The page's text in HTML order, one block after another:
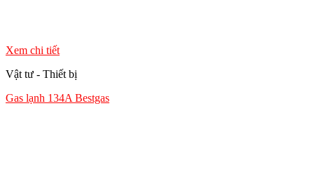
Xem chi tiết
Vật tư - Thiết bị
Gas lạnh 134A Bestgas